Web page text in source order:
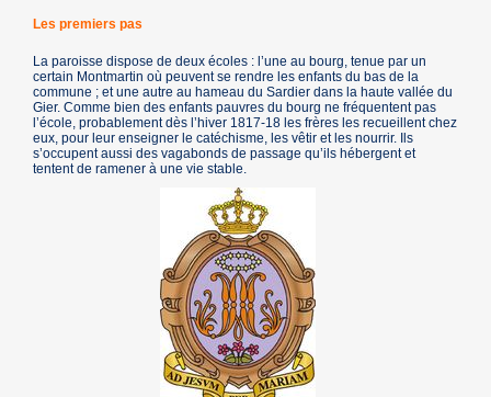
Les premiers pas
La paroisse dispose de deux écoles : l’une au bourg, tenue par un
certain Montmartin où peuvent se rendre les enfants du bas de la
commune ; et une autre au hameau du Sardier dans la haute vallée du
Gier. Comme bien des enfants pauvres du bourg ne fréquentent pas
l’école, probablement dès l’hiver 1817-18 les frères les recueillent chez
eux, pour leur enseigner le catéchisme, les vêtir et les nourrir. Ils
s’occupent aussi des vagabonds de passage qu’ils hébergent et
tentent de ramener à une vie stable.